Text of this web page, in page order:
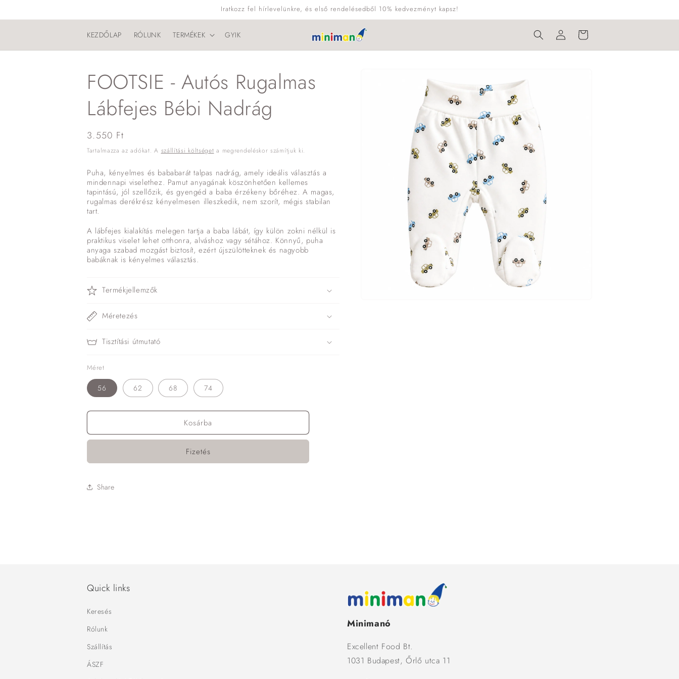
Iratkozz fel hírlevelünkre, és első rendelésedből 10% kedvezményt kapsz!
KEZDŐLAP RÓLUNK TERMÉKEK GYIK BejelentkezésKosár
FOOTSIE - Autós Rugalmas
Lábfejes Bébi Nadrág
Normál
ár
3.550 Ft
Tartalmazza az adókat. A szállítási költséget a megrendeléskor számítjuk ki.
Puha, kényelmes és bababarát talpas nadrág, amely ideális választás a
mindennapi viselethez. Pamut anyagának köszönhetően kellemes
tapintású, jól szellőzik, és gyengéd a baba érzékeny bőréhez. A magas,
rugalmas derékrész kényelmesen illeszkedik, nem szorít, mégis stabilan
tart.
A lábfejes kialakítás melegen tartja a baba lábát, így külön zokni nélkül is
praktikus viselet lehet otthonra, alváshoz vagy sétához. Könnyű, puha
anyaga szabad mozgást biztosít, ezért újszülötteknek és nagyobb
babáknak is kényelmes választás.
Termékjellemzők
Méretezés
Tisztítási útmutató
Méret
56 62 68 74
Kosárba
Fizetés
Share
Quick links
Keresés
Rólunk
Szállítás
ÁSZF
Minimanó
Excellent Food Bt.
1031 Budapest, Őrlő utca 11